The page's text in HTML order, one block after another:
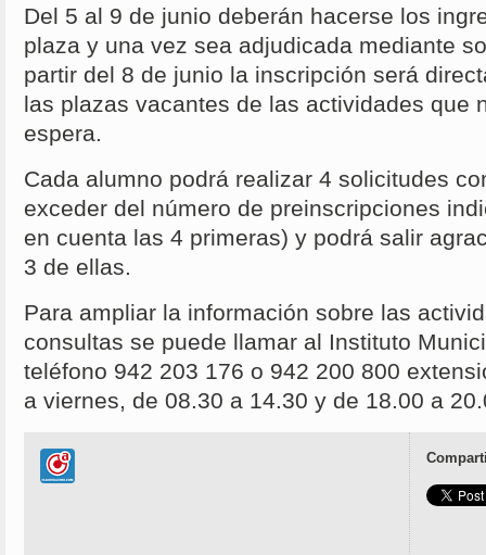
Del 5 al 9 de junio deberán hacerse los
plaza y una vez sea adjudicada mediante
partir del 8 de junio la inscripción será
las plazas vacantes de las actividades que
espera.
Cada alumno podrá realizar 4 solicitudes
exceder del número de preinscripciones
en cuenta las 4 primeras) y podrá salir
3 de ellas.
Para ampliar la información sobre las
consultas se puede llamar al Instituto
teléfono 942 203 176 o 942 200 800
a viernes, de 08.30 a 14.30 y de 18.00 a